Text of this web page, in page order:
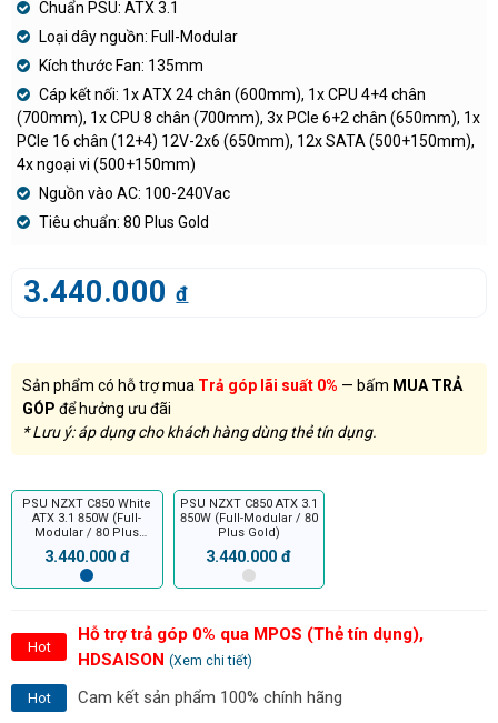
Chuẩn PSU: ATX 3.1
Loại dây nguồn: Full-Modular
Kích thước Fan: 135mm
Cáp kết nối: 1x ATX 24 chân (600mm), 1x CPU 4+4 chân
(700mm), 1x CPU 8 chân (700mm), 3x PCIe 6+2 chân (650mm), 1x
PCIe 16 chân (12+4) 12V-2x6 (650mm), 12x SATA (500+150mm),
4x ngoại vi (500+150mm)
Nguồn vào AC: 100-240Vac
Tiêu chuẩn: 80 Plus Gold
3.440.000 đ
Sản phẩm có hỗ trợ mua Trả góp lãi suất 0% — bấm MUA TRẢ
GÓP để hưởng ưu đãi
* Lưu ý: áp dụng cho khách hàng dùng thẻ tín dụng.
PSU NZXT C850 White
ATX 3.1 850W (Full-
Modular / 80 Plus
Gold)
3.440.000 đ
PSU NZXT C850 ATX 3.1
850W (Full-Modular / 80
Plus Gold)
3.440.000 đ
Hot
Hỗ trợ trả góp 0% qua MPOS (Thẻ tín dụng),
HDSAISON (Xem chi tiết)
Hot Cam kết sản phẩm 100% chính hãng